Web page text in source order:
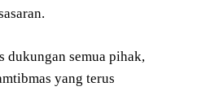
dukungan semua pihak,
yang terus